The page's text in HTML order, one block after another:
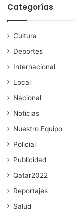
Categorías
Cultura
Deportes
Internacional
Local
Nacional
Noticias
Nuestro Equipo
Policial
Publicidad
Qatar2022
Reportajes
Salud